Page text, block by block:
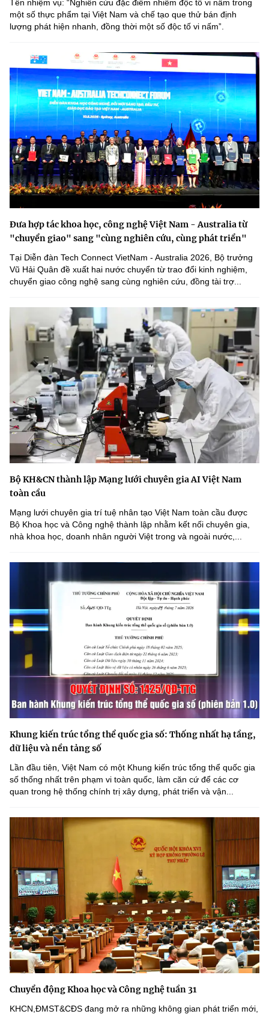
Tên nhiệm vụ: “Nghiên cứu đặc điểm nhiễm độc tố vi nấm trong
một số thực phẩm tại Việt Nam và chế tạo que thử bán định
lượng phát hiện nhanh, đồng thời một số độc tố vi nấmˮ.
Đưa hợp tác khoa học, công nghệ Việt Nam - Australia từ
"chuyển giao" sang "cùng nghiên cứu, cùng phát triển"
Tại Diễn đàn Tech Connect VietNam - Australia 2026, Bộ trưởng
Vũ Hải Quân đề xuất hai nước chuyển từ trao đổi kinh nghiệm,
chuyển giao công nghệ sang cùng nghiên cứu, đồng tài trợ...
Bộ KH&CN thành lập Mạng lưới chuyên gia AI Việt Nam
toàn cầu
Mạng lưới chuyên gia trí tuệ nhân tạo Việt Nam toàn cầu được
Bộ Khoa học và Công nghệ thành lập nhằm kết nối chuyên gia,
nhà khoa học, doanh nhân người Việt trong và ngoài nước,...
Khung kiến trúc tổng thể quốc gia số: Thống nhất hạ tầng,
dữ liệu và nền tảng số
Lần đầu tiên, Việt Nam có một Khung kiến trúc tổng thể quốc gia
số thống nhất trên phạm vi toàn quốc, làm căn cứ để các cơ
quan trong hệ thống chính trị xây dựng, phát triển và vận...
Chuyển động Khoa học và Công nghệ tuần 31
KHCN,ĐMST&CĐS đang mở ra những không gian phát triển mới,